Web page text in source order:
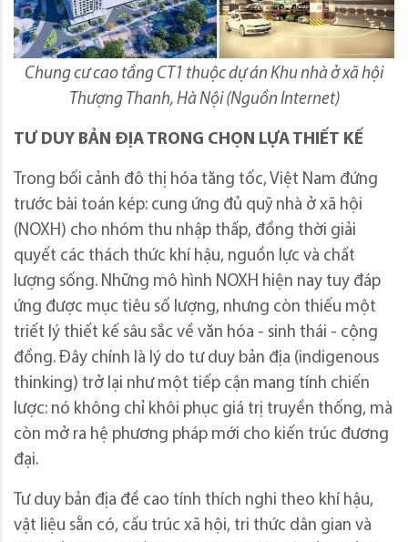
Chung cư cao tầng CT1 thuộc dự án Khu nhà ở xã hội
Thượng Thanh, Hà Nội (Nguồn Internet)
TƯ DUY BẢN ĐỊA TRONG CHỌN LỰA THIẾT KẾ
Trong bối cảnh đô thị hóa tăng tốc, Việt Nam đứng
trước bài toán kép: cung ứng đủ quỹ nhà ở xã hội
(NOXH) cho nhóm thu nhập thấp, đồng thời giải
quyết các thách thức khí hậu, nguồn lực và chất
lượng sống. Những mô hình NOXH hiện nay tuy đáp
ứng được mục tiêu số lượng, nhưng còn thiếu một
triết lý thiết kế sâu sắc về văn hóa - sinh thái - cộng
đồng. Đây chính là lý do tư duy bản địa (indigenous
thinking) trở lại như một tiếp cận mang tính chiến
lược: nó không chỉ khôi phục giá trị truyền thống, mà
còn mở ra hệ phương pháp mới cho kiến trúc đương
đại.
Tư duy bản địa đề cao tính thích nghi theo khí hậu,
vật liệu sẵn có, cấu trúc xã hội, tri thức dân gian và